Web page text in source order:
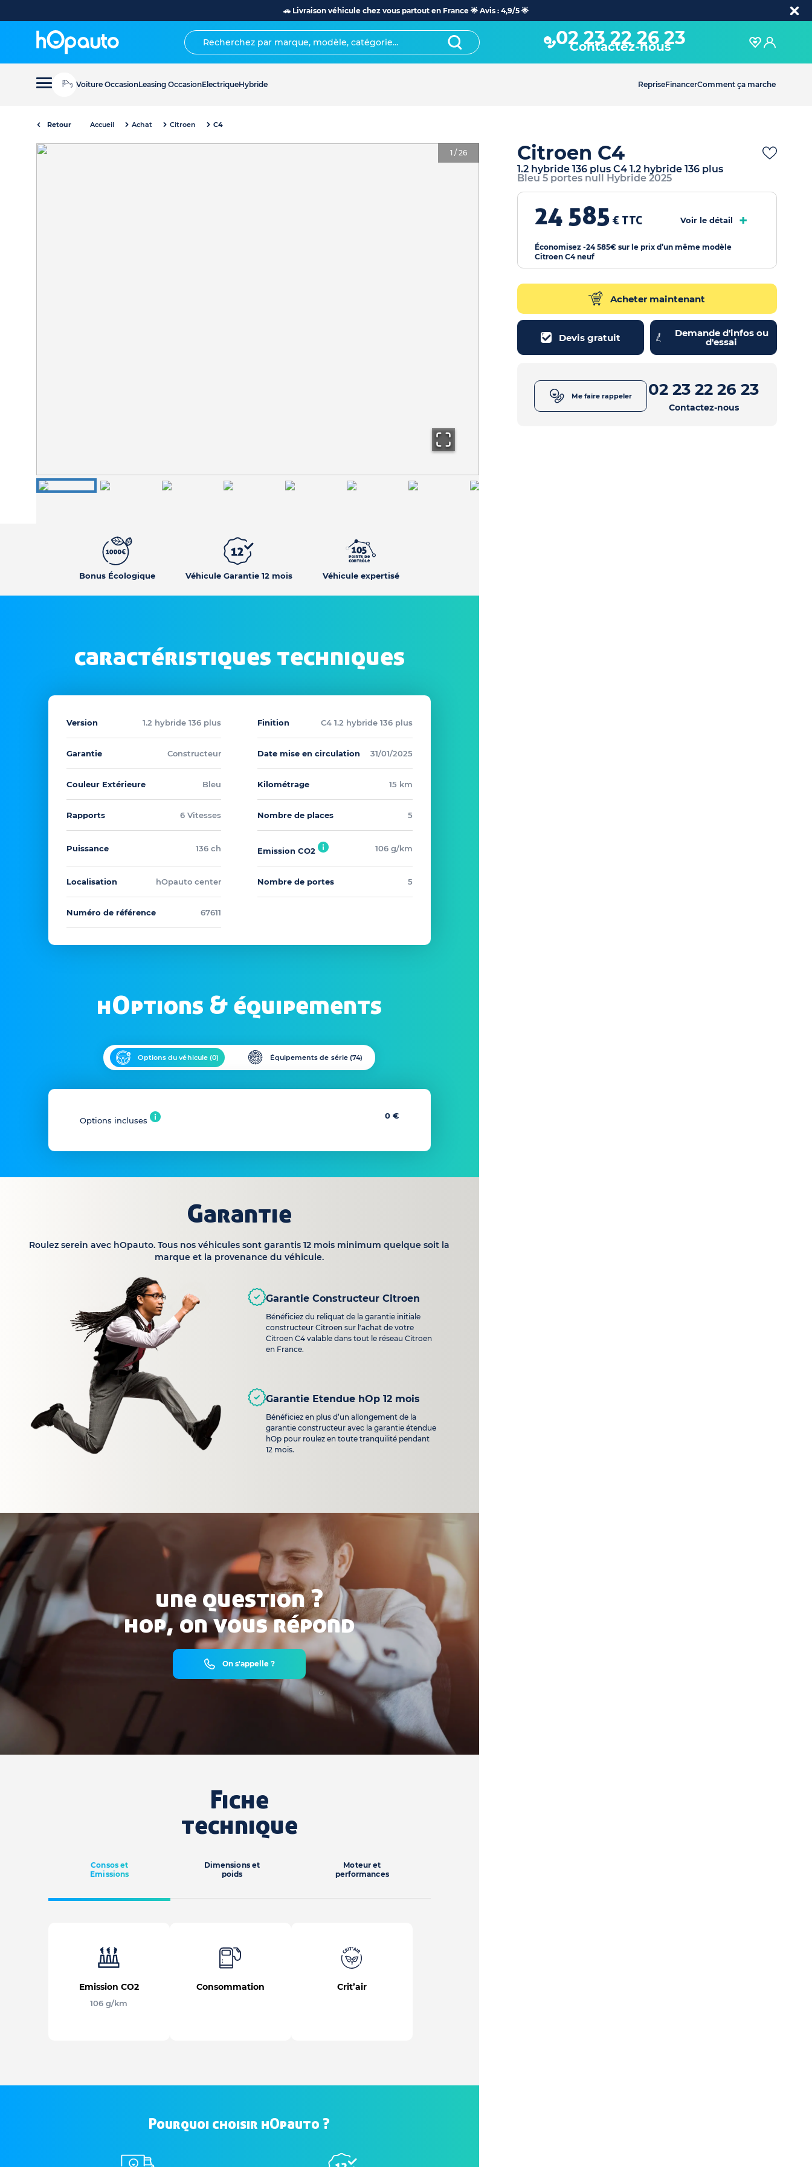
🚗 Livraison véhicule chez vous partout en France 🌟 Avis : 4,9/5 🌟
02 23 22 26 23
Contactez-nous
Voiture OccasionLeasing OccasionElectriqueHybride RepriseFinancerComment ça marche
Retour Accueil Achat Citroen C4
1 / 26
Bonus Écologique Véhicule Garantie 12 mois Véhicule expertisé
caractéristiques techniques
Version 1.2 hybride 136 plus Finition C4 1.2 hybride 136 plus
Garantie Constructeur Date mise en circulation 31/01/2025
Couleur Extérieure Bleu Kilométrage 15 km
Rapports 6 Vitesses Nombre de places 5
Puissance 136 ch Emission CO2 106 g/km
Localisation hOpauto center Nombre de portes 5
Numéro de référence 67611
hOptions & équipements
Options du véhicule (0) Équipements de série (74)
Options incluses 0 €
Garantie
Roulez serein avec hOpauto. Tous nos véhicules sont garantis 12 mois minimum quelque soit la
marque et la provenance du véhicule.
Garantie Constructeur Citroen
Bénéficiez du reliquat de la garantie initiale
constructeur Citroen sur l'achat de votre
Citroen C4 valable dans tout le réseau Citroen
en France.
Garantie Etendue hOp 12 mois
Bénéficiez en plus d’un allongement de la
garantie constructeur avec la garantie étendue
hOp pour roulez en toute tranquilité pendant
12 mois.
une question ?
hop, on vous répond
On s'appelle ?
Fiche
technique
Consos et
Emissions
Dimensions et
poids
Moteur et
performances
Emission CO2
106 g/km
Consommation Crit’air
Pourquoi choisir hOpauto ?
Citroen C4
1.2 hybride 136 plus C4 1.2 hybride 136 plus
Bleu 5 portes null Hybride 2025
24 585 € TTC Voir le détail +
Économisez -24 585€ sur le prix d’un même modèle
Citroen C4 neuf
Acheter maintenant
Devis gratuit Demande d'infos ou
d'essai
Me faire rappeler 02 23 22 26 23
Contactez-nous